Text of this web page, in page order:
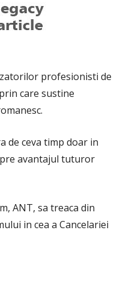
profesionisti de
care sustine
de ceva timp doar in
avantajul tuturor
ANT, sa treaca din
in cea a Cancelariei